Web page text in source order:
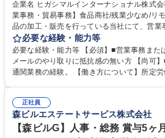
企業名 ヒガシマルインターナショナル株式会社 求人名 東京都中央区
業事務・貿易事務】食品商社/残業少なめ/リモート等相
品の加工・販売を行っている当社にて、営
します。営業社員のサポートポジションとし
調整まで幅広く対応し、当社事業の根幹を支えて
業務、請求書発行 ■海外工場とのスケジュー
の確認・作成 ■配送手配 ■通関業者を通して
ルプロデュースしているため、商品に関わる
す。 募集職種 東京都中央区【営業事務・貿易事務】食品商社/残業少なめ/
リモート等相談可
必要な経験・能力等
必要な経験・能力等 【必須】■営業事務また
メールのやり取りに抵抗感の無い方 【尚可
通関業務の経験。 【働き方について】所定労働時間は7時間と短めで、残
の強み】1991年の設立以来、外食産業を中心
ズに沿った冷凍水産物等の生産・輸入・販売
自社工場と海外拠点の強固な連携によるワ
正社員
森ビルエステートサービス株式会社
【森ビルG】人事・総務 賞与5ヶ